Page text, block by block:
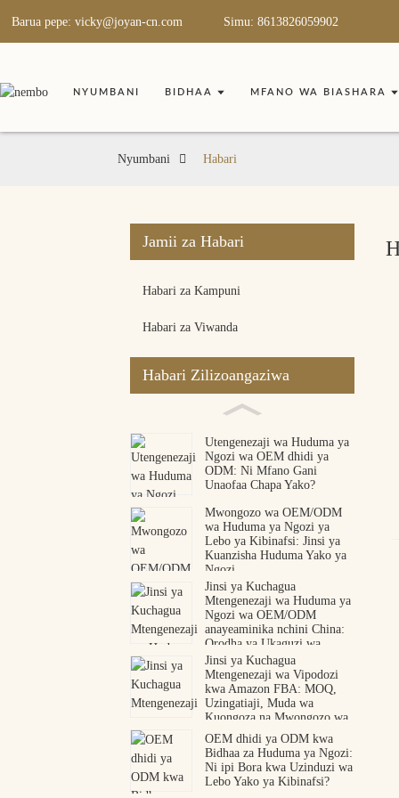
Barua pepe: vicky@joyan-cn.com Simu: 8613826059902
NYUMBANI BIDHAA MFANO WA BIASHARA
Nyumbani Habari
Jamii za Habari
Habari za Kampuni
Habari za Viwanda
Habari Zilizoangaziwa
Utengenezaji wa Huduma ya
Ngozi wa OEM dhidi ya
ODM: Ni Mfano Gani
Unaofaa Chapa Yako?
Mwongozo wa OEM/ODM
wa Huduma ya Ngozi ya
Lebo ya Kibinafsi: Jinsi ya
Kuanzisha Huduma Yako ya
Ngozi
Jinsi ya Kuchagua
Mtengenezaji wa Huduma ya
Ngozi wa OEM/ODM
anayeaminika nchini China:
Orodha ya Ukaguzi wa
Uthibitishaji
Jinsi ya Kuchagua
Mtengenezaji wa Vipodozi
kwa Amazon FBA: MOQ,
Uzingatiaji, Muda wa
Kuongoza na Mwongozo wa
Lebo ya Kibinafsi (2026)
OEM dhidi ya ODM kwa
Bidhaa za Huduma ya Ngozi:
Ni ipi Bora kwa Uzinduzi wa
Lebo Yako ya Kibinafsi?